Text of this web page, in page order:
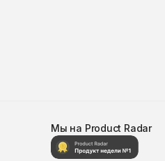
Мы на Product Radar